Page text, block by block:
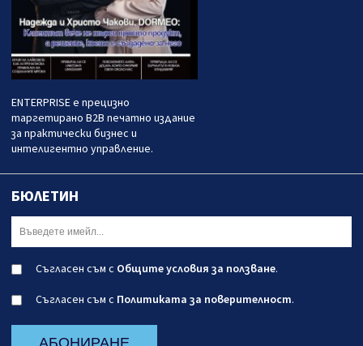
ENTERPRISE е прецизно
таргетирано B2B печатно издание
за практически бизнес и
интелигентно управление.
БЮЛЕТИН
Съгласен съм с Общите условия за ползване.
Съгласен съм с Политиката за поверителност.